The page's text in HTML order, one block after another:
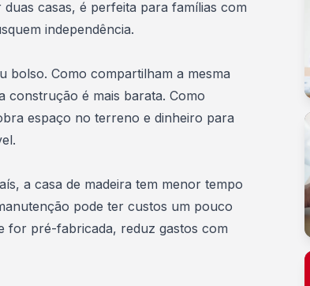
casas, é perfeita para famílias com
independência.
bolso. Como compartilham a mesma
construção é mais barata. Como
espaço no terreno e dinheiro para
a casa de madeira tem menor tempo
pode ter custos um pouco
for pré-fabricada, reduz gastos com